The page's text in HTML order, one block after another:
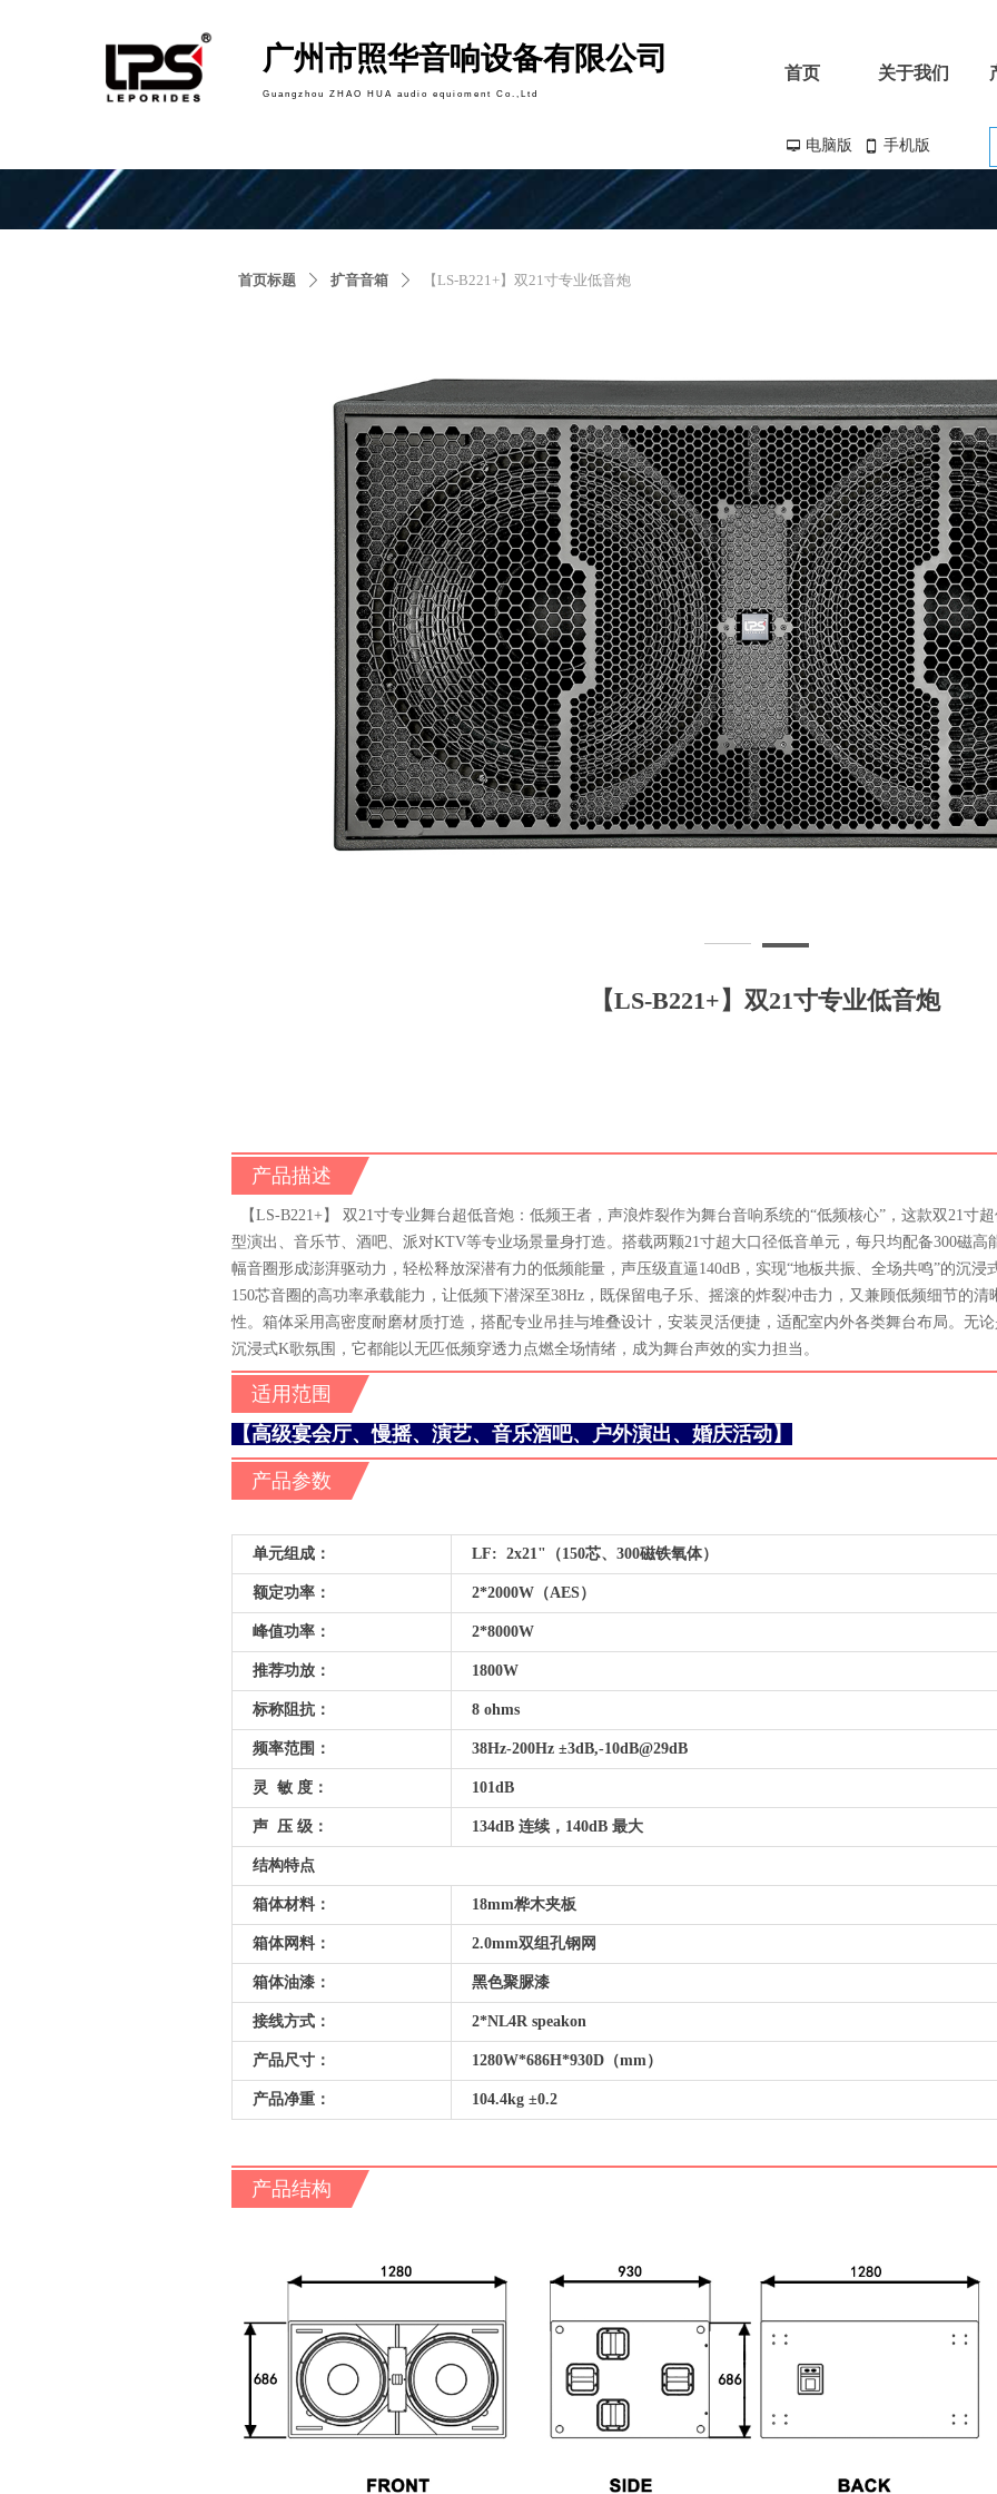
首页
首页
关于我们
广州市照华音响设备有限公司
Guangzhou ZHAO HUA audio equioment Co.,Ltd
넡 电脑版 넓 手机版
首页标题 ꄲ 扩音音箱 ꄲ 【LS-B221+】双21寸专业低音炮
【LS-B221+】双21寸专业低音炮
产品描述
【LS-B221+】 双21寸专业舞台超低音炮：低频王者，声浪炸裂作为舞台音响系统的“低频核心”，这款双21寸
型演出、音乐节、酒吧、派对KTV等专业场景量身打造。搭载两颗21寸超大口径低音单元，每只均配备300磁高
幅音圈形成澎湃驱动力，轻松释放深潜有力的低频能量，声压级直逼140dB，实现“地板共振、全场共鸣”的沉浸
150芯音圈的高功率承载能力，让低频下潜深至38Hz，既保留电子乐、摇滚的炸裂冲击力，又兼顾低频细节的
性。箱体采用高密度耐磨材质打造，搭配专业吊挂与堆叠设计，安装灵活便捷，适配室内外各类舞台布局。无
沉浸式K歌氛围，它都能以无匹低频穿透力点燃全场情绪，成为舞台声效的实力担当。
适用范围
【高级宴会厅、慢摇、演艺、音乐酒吧、户外演出、婚庆活动】
产品参数
单元组成： LF: 2x21"（150芯、300磁铁氧体）
额定功率： 2*2000W（AES）
峰值功率： 2*8000W
推荐功放： 1800W
标称阻抗： 8 ohms
频率范围： 38Hz-200Hz ±3dB,-10dB@29dB
灵 敏 度： 101dB
声 压 级： 134dB 连续，140dB 最大
结构特点
箱体材料： 18mm桦木夹板
箱体网料： 2.0mm双组孔钢网
箱体油漆： 黑色聚脲漆
接线方式： 2*NL4R speakon
产品尺寸： 1280W*686H*930D（mm）
产品净重： 104.4kg ±0.2
产品结构